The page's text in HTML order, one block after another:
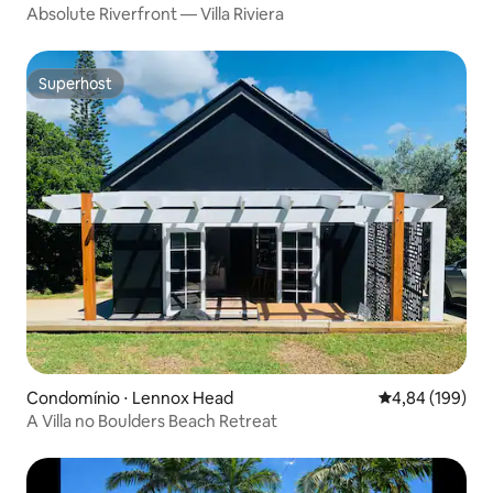
Absolute Riverfront — Villa Riviera
Superhost
Superhost
Condomínio ⋅ Lennox Head 4,84 de uma
4,84 (199)
A Villa no Boulders Beach Retreat